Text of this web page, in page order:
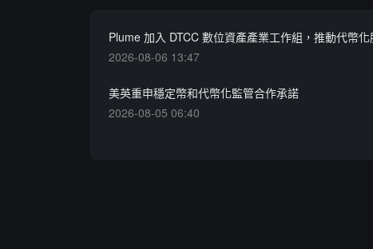
Plume 加入 DTCC 數位資產產業工作組，推動代幣
2026-08-06 13:47
美英重申穩定幣和代幣化監管合作承諾
2026-08-05 06:40